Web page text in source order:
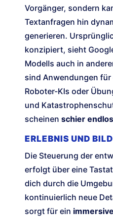
Vorgänger, sondern
Textanfragen hin
generieren.
konzipiert, sieht
Modells auch in
sind Anwendungen für
Roboter-KIs oder
und
scheinen schier endlos
ERLEBNIS UND
Die Steuerung der
erfolgt über eine
dich durch die
kontinuierlich neue
sorgt für ein